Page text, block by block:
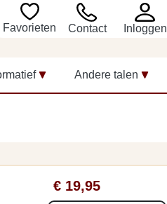
Favorieten Contact Inloggen
Andere talen
€ 19,95